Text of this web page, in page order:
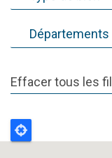
Effacer tous les